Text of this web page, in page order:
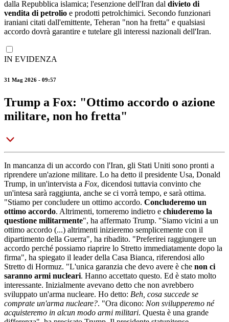
dalla Repubblica islamica; l'esenzione dell'Iran dal divieto di
vendita di petrolio e prodotti petrolchimici. Secondo funzionari
iraniani citati dall'emittente, Teheran "non ha fretta" e qualsiasi
accordo dovrà garantire e tutelare gli interessi nazionali dell'Iran.
IN EVIDENZA
31 Mag 2026 - 09:57
Trump a Fox: "Ottimo accordo o azione
militare, non ho fretta"
In mancanza di un accordo con l'Iran, gli Stati Uniti sono pronti a
riprendere un'azione militare. Lo ha detto il presidente Usa, Donald
Trump, in un'intervista a Fox, dicendosi tuttavia convinto che
un'intesa sarà raggiunta, anche se ci vorrà tempo, e sarà ottima.
"Stiamo per concludere un ottimo accordo. Concluderemo un
ottimo accordo. Altrimenti, torneremo indietro e chiuderemo la
questione militarmente", ha affermato Trump. "Siamo vicini a un
ottimo accordo (...) altrimenti inizieremo semplicemente con il
dipartimento della Guerra", ha ribadito. "Preferirei raggiungere un
accordo perché possiamo riaprire lo Stretto immediatamente dopo la
firma", ha spiegato il leader della Casa Bianca, riferendosi allo
Stretto di Hormuz. "L'unica garanzia che devo avere è che non ci
saranno armi nucleari. Hanno accettato questo. Ed è stato molto
interessante. Inizialmente avevano detto che non avrebbero
sviluppato un'arma nucleare. Ho detto: Beh, cosa succede se
comprate un'arma nucleare?. "Ora dicono: Non svilupperemo né
acquisteremo in alcun modo armi militari. Questa è una grande